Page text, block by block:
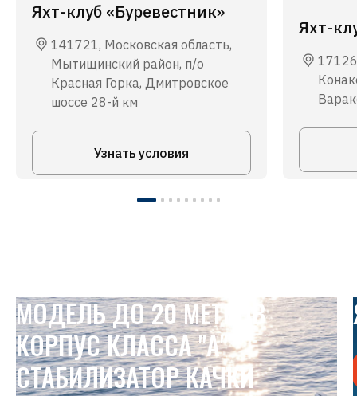
Яхт-клуб «Буревестник»
141721, Московская область,
Мытищинский район, п/о
Красная Горка, Дмитровское
шоссе 28-й км
Узнать условия
Яхт-
МОДЕЛЬ ДО 20 МЕТРОВ
КОРПУС КЛАССА "А"
СТАБИЛИЗАТОР КАЧКИ